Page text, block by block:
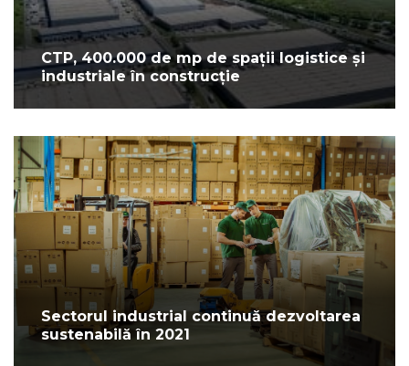
CTP, 400.000 de mp de spații logistice și
industriale în construcție
Sectorul industrial continuă dezvoltarea
sustenabilă în 2021